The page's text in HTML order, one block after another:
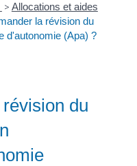
> Allocations et aides
la révision du
d'autonomie (Apa) ?
du